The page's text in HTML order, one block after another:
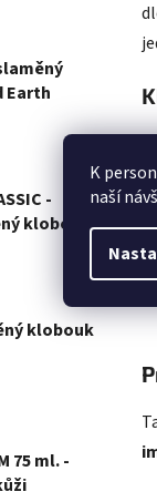
K
naší
Earth
-
klobouk
klobouk
75 ml. -